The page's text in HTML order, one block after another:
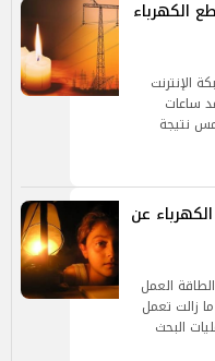
الكهرباء
الإنترنت
ساعات
أمس نتيجة
عن
العمل
زالت تعمل
البحث